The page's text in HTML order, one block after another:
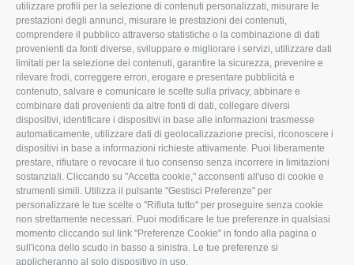
utilizzare profili per la selezione di contenuti personalizzati, misurare le
prestazioni degli annunci, misurare le prestazioni dei contenuti,
comprendere il pubblico attraverso statistiche o la combinazione di dati
provenienti da fonti diverse, sviluppare e migliorare i servizi, utilizzare dati
limitati per la selezione dei contenuti, garantire la sicurezza, prevenire e
rilevare frodi, correggere errori, erogare e presentare pubblicità e
contenuto, salvare e comunicare le scelte sulla privacy, abbinare e
combinare dati provenienti da altre fonti di dati, collegare diversi
dispositivi, identificare i dispositivi in base alle informazioni trasmesse
automaticamente, utilizzare dati di geolocalizzazione precisi, riconoscere i
dispositivi in base a informazioni richieste attivamente. Puoi liberamente
prestare, rifiutare o revocare il tuo consenso senza incorrere in limitazioni
sostanziali. Cliccando su "Accetta cookie," acconsenti all'uso di cookie e
strumenti simili. Utilizza il pulsante "Gestisci Preferenze" per
personalizzare le tue scelte o "Rifiuta tutto" per proseguire senza cookie
non strettamente necessari. Puoi modificare le tue preferenze in qualsiasi
momento cliccando sul link "Preferenze Cookie" in fondo alla pagina o
sull'icona dello scudo in basso a sinistra. Le tue preferenze si
applicheranno al solo dispositivo in uso.
I Nostri Servizi
Uffici della Sede
provinciale
Le Sedi di Zona
Agricoltori S.r.l.
Whistleblowing
Confagricoltura Rovigo e
Agricoltori srl
Ambiente
Associazione
CONFAGRICOLTURA
ATTIVA
Notizie in evidenza
Eventi
Comunicati Stampa
Video
Iscrizione Newsletter
Newsletter